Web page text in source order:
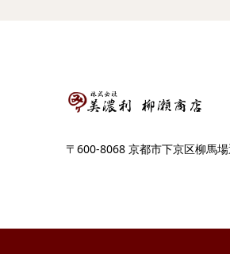
〒600-8068 京都市下京区柳馬